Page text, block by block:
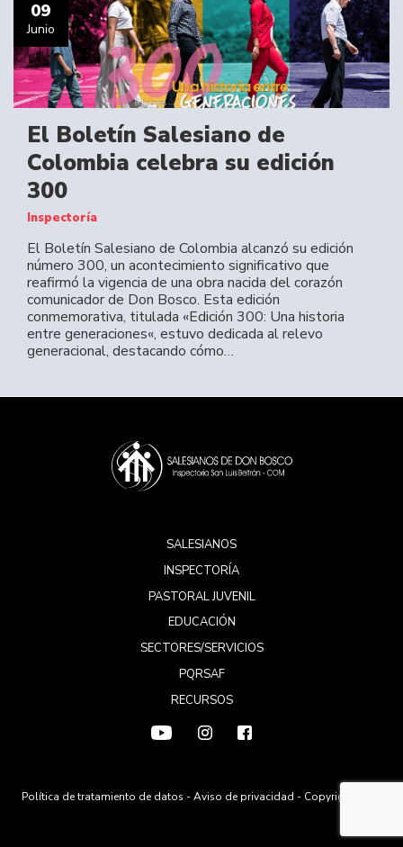
09
Junio
El Boletín Salesiano de
Colombia celebra su edición
300
Inspectoría
El Boletín Salesiano de Colombia alcanzó su edición
número 300, un acontecimiento significativo que
reafirmó la vigencia de una obra nacida del corazón
comunicador de Don Bosco. Esta edición
conmemorativa, titulada «Edición 300: Una historia
entre generaciones«, estuvo dedicada al relevo
generacional, destacando cómo…
SALESIANOS
INSPECTORÍA
PASTORAL JUVENIL
EDUCACIÓN
SECTORES/SERVICIOS
PQRSAF
RECURSOS
Política de tratamiento de datos -Aviso de privacidad - Copyright 2026